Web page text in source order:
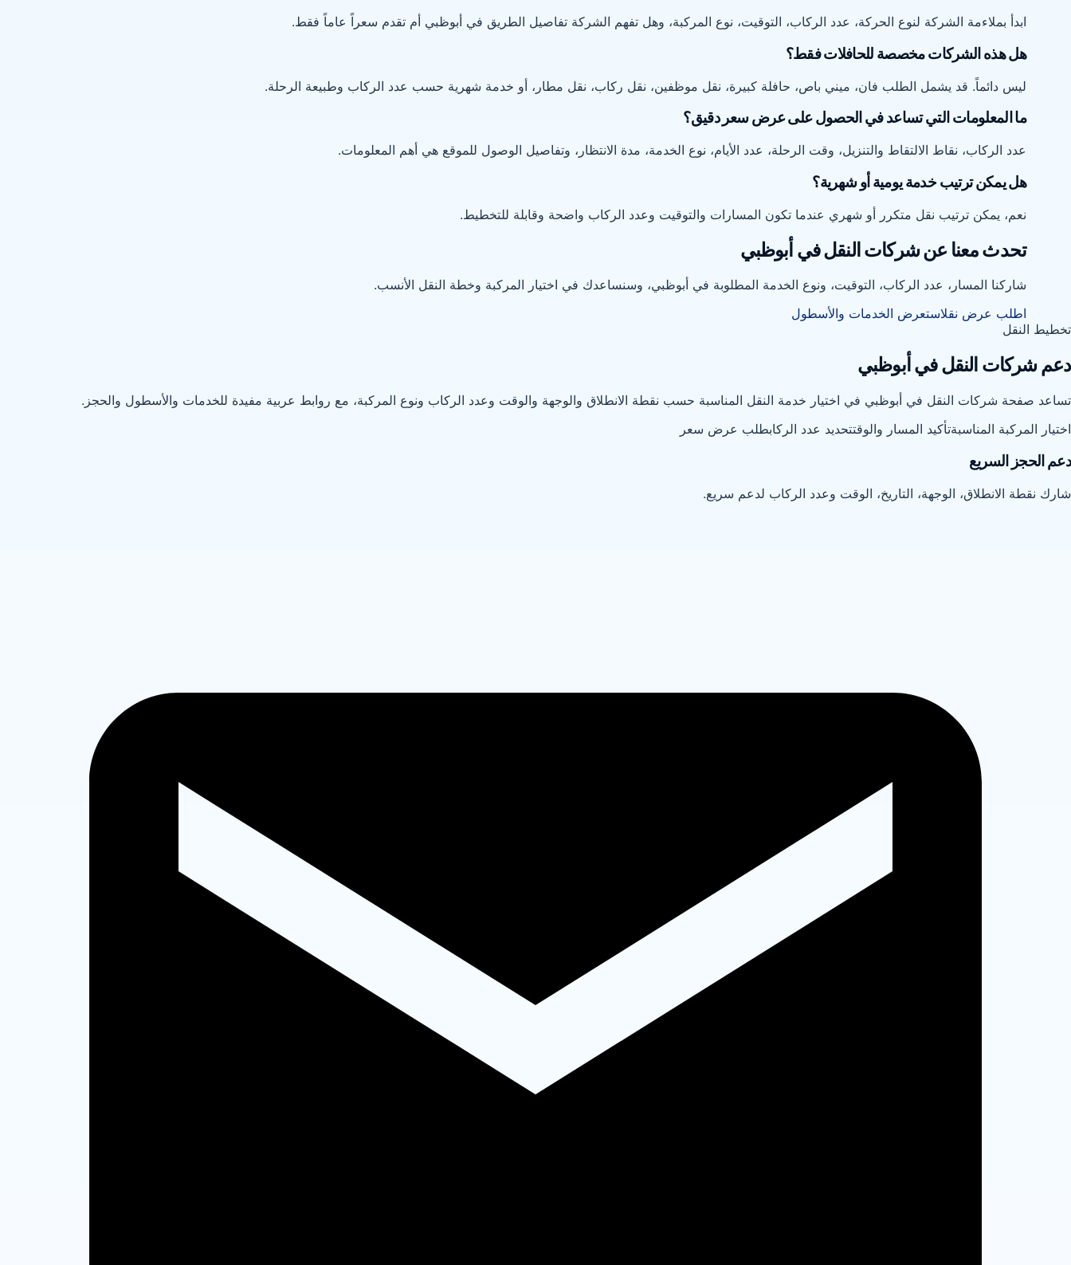
ابدأ بملاءمة الشركة لنوع الحركة، عدد الركاب، التوقيت، نوع المركبة، وهل تفهم الشركة تفاصيل الطريق في أبوظبي أم تقدم سعراً عاماً فقط.
هل هذه الشركات مخصصة للحافلات فقط؟
ليس دائماً. قد يشمل الطلب فان، ميني باص، حافلة كبيرة، نقل موظفين، نقل ركاب، نقل مطار، أو خدمة شهرية حسب عدد الركاب وطبيعة الرحلة.
ما المعلومات التي تساعد في الحصول على عرض سعر دقيق؟
عدد الركاب، نقاط الالتقاط والتنزيل، وقت الرحلة، عدد الأيام، نوع الخدمة، مدة الانتظار، وتفاصيل الوصول للموقع هي أهم المعلومات.
هل يمكن ترتيب خدمة يومية أو شهرية؟
نعم، يمكن ترتيب نقل متكرر أو شهري عندما تكون المسارات والتوقيت وعدد الركاب واضحة وقابلة للتخطيط.
تحدث معنا عن شركات النقل في أبوظبي
شاركنا المسار، عدد الركاب، التوقيت، ونوع الخدمة المطلوبة في أبوظبي، وسنساعدك في اختيار المركبة وخطة النقل الأنسب.
اطلب عرض نقلاستعرض الخدمات والأسطول
تخطيط النقل
دعم شركات النقل في أبوظبي
تساعد صفحة شركات النقل في أبوظبي في اختيار خدمة النقل المناسبة حسب نقطة الانطلاق والوجهة والوقت وعدد الركاب ونوع المركبة، مع روابط عربية مفيدة للخدمات والأسطول والحجز.
اختيار المركبة المناسبةتأكيد المسار والوقتتحديد عدد الركابطلب عرض سعر
دعم الحجز السريع
شارك نقطة الانطلاق، الوجهة، التاريخ، الوقت وعدد الركاب لدعم سريع.